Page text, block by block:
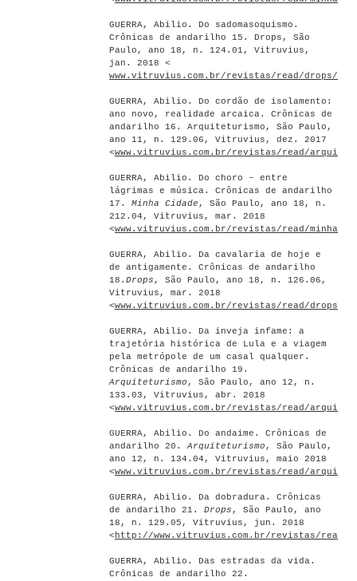
GUERRA, Abilio. Do sadomasoquismo.
Crônicas de andarilho 15. Drops, São
Paulo, ano 18, n. 124.01, Vitruvius,
jan. 2018 <
www.vitruvius.com.br/revistas/read/drops/
GUERRA, Abilio. Do cordão de isolamento:
ano novo, realidade arcaica. Crônicas de
andarilho 16. Arquiteturismo, São Paulo,
ano 11, n. 129.06, Vitruvius, dez. 2017
<www.vitruvius.com.br/revistas/read/
GUERRA, Abilio. Do choro – entre
lágrimas e música. Crônicas de andarilho
17. Minha Cidade , São Paulo, ano 18, n.
212.04, Vitruvius, mar. 2018
<www.vitruvius.com.br/revistas/read/
GUERRA, Abilio. Da cavalaria de hoje e
de antigamente. Crônicas de andarilho
18. Drops , São Paulo, ano 18, n. 126.06,
Vitruvius, mar. 2018
<www.vitruvius.com.br/revistas/read/drops/
GUERRA, Abilio. Da inveja infame: a
trajetória histórica de Lula e a viagem
pela metrópole de um casal qualquer.
Crônicas de andarilho 19.
Arquiteturismo , São Paulo, ano 12, n.
133.03, Vitruvius, abr. 2018
<www.vitruvius.com.br/revistas/read/
GUERRA, Abilio. Do andaime. Crônicas de
andarilho 20.Arquiteturismo , São Paulo,
ano 12, n. 134.04, Vitruvius, maio 2018
<www.vitruvius.com.br/revistas/read/
GUERRA, Abilio. Da dobradura. Crônicas
de andarilho 21. Drops , São Paulo, ano
18, n. 129.05, Vitruvius, jun. 2018
< http://www.vitruvius.com.br/revistas/read/
GUERRA, Abilio. Das estradas da vida.
Crônicas de andarilho 22.